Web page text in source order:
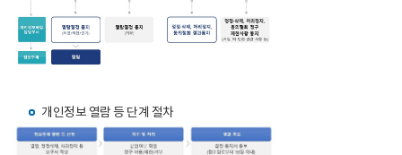
개인정보 열람 등 단계 절차